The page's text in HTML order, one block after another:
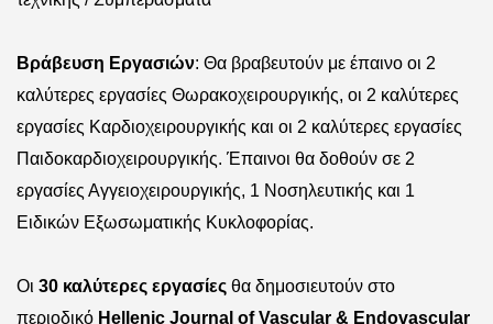
Βράβευση Εργασιών: Θα βραβευτούν με έπαινο οι 2
καλύτερες εργασίες Θωρακοχειρουργικής, οι 2 καλύτερες
εργασίες Καρδιοχειρουργικής και οι 2 καλύτερες εργασίες
Παιδοκαρδιοχειρουργικής. Έπαινοι θα δοθούν σε 2
εργασίες Αγγειοχειρουργικής, 1 Νοσηλευτικής και 1
Ειδικών Εξωσωματικής Κυκλοφορίας.
Οι 30 καλύτερες εργασίες θα δημοσιευτούν στο
περιοδικό Hellenic Journal of Vascular & Endovascular